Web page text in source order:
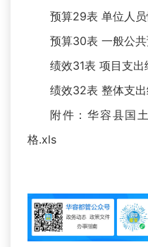
预算29表 单位人
预算30表 一般公共
绩效31表 项目支出
绩效32表 整体支
附件：华容县国
格.xls